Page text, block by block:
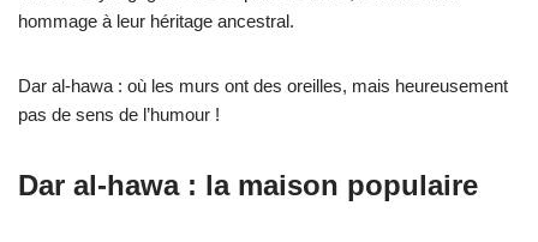
hommage à leur héritage ancestral.
Dar al-hawa : où les murs ont des oreilles, mais heureusement
pas de sens de l’humour !
Dar al-hawa : la maison populaire